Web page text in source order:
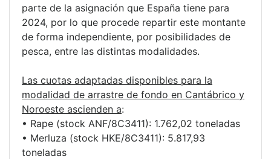
parte de la asignación que España tiene para
2024, por lo que procede repartir este montante
de forma independiente, por posibilidades de
pesca, entre las distintas modalidades.
Las cuotas adaptadas disponibles para la
modalidad de arrastre de fondo en Cantábrico y
Noroeste ascienden a:
• Rape (stock ANF/8C3411): 1.762,02 toneladas
• Merluza (stock HKE/8C3411): 5.817,93
toneladas